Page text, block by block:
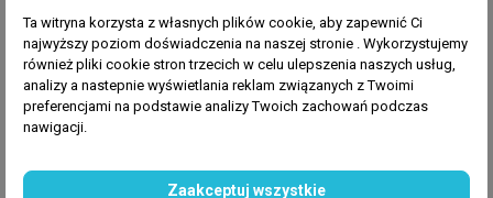
- Prosty i szybki montaż dzięki systemowi
zaciskowemu
- Uniwersalne zastosowanie w systemach
nawadniania i instalacjach wodnych
niezawodny wybór dla każdego, kto potrzebuje
Ta witryna korzysta z własnych plików cookie, aby zapewnić Ci
najwyższy poziom doświadczenia na naszej stronie . Wykorzystujemy
również pliki cookie stron trzecich w celu ulepszenia naszych usług,
analizy a nastepnie wyświetlania reklam związanych z Twoimi
preferencjami na podstawie analizy Twoich zachowań podczas
nawigacji.
Zaakceptuj wszystkie